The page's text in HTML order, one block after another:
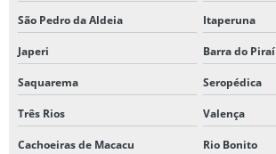
São Pedro da Aldeia Itaperuna
Japeri Barra do Piraí
Saquarema Seropédica
Três Rios Valença
Cachoeiras de Macacu Rio Bonito